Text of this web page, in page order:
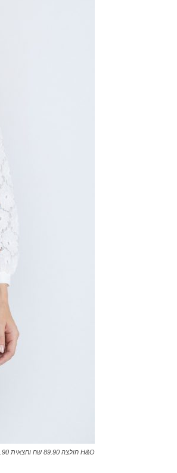
H&O חולצה 89.90 שח וחצאית 79.90 שח | צילום: תומר לופסקו